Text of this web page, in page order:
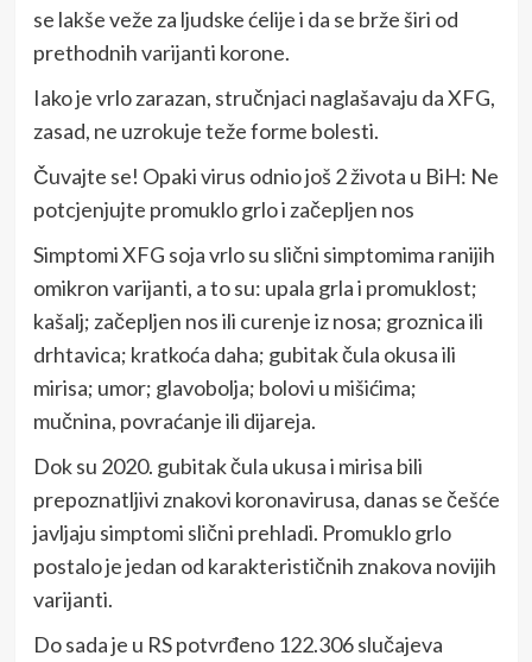
se lakše veže za ljudske ćelije i da se brže širi od
prethodnih varijanti korone.
Iako je vrlo zarazan, stručnjaci naglašavaju da XFG,
zasad, ne uzrokuje teže forme bolesti.
Čuvajte se! Opaki virus odnio još 2 života u BiH: Ne
potcjenjujte promuklo grlo i začepljen nos
Simptomi XFG soja vrlo su slični simptomima ranijih
omikron varijanti, a to su: upala grla i promuklost;
kašalj; začepljen nos ili curenje iz nosa; groznica ili
drhtavica; kratkoća daha; gubitak čula okusa ili
mirisa; umor; glavobolja; bolovi u mišićima;
mučnina, povraćanje ili dijareja.
Dok su 2020. gubitak čula ukusa i mirisa bili
prepoznatljivi znakovi koronavirusa, danas se češće
javljaju simptomi slični prehladi. Promuklo grlo
postalo je jedan od karakterističnih znakova novijih
varijanti.
Do sada je u RS potvrđeno 122.306 slučajeva